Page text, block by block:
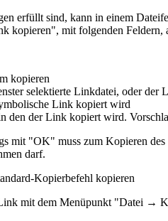
erfüllt sind, kann in einem
kopieren", mit folgenden Feldern,
kopieren
selektierte Linkdatei, oder der
Link kopiert wird
den der Link kopiert wird.
mit "OK" muss zum Kopieren
darf.
Kopierbefehl kopieren
mit dem Menüpunkt "Datei →